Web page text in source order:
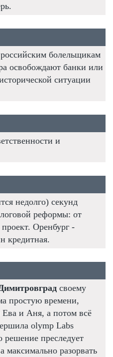
болельщикам
освобождают банки или
ситуации
и
недолго) секунд
реформы: от
Оренбург -
кредитная.
своему
простую времени,
Ева и Аня, а потом всё
olymp Labs
решение преследует
максимально разорвать